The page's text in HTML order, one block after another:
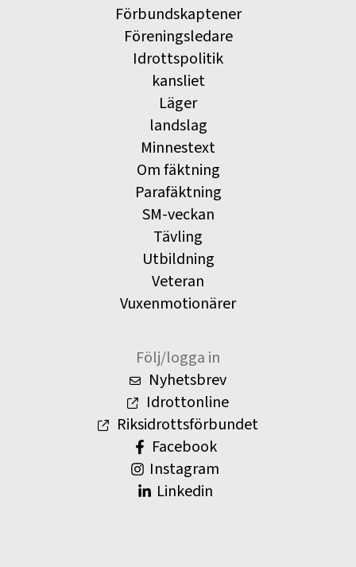
Förbundskaptener
Föreningsledare
Idrottspolitik
kansliet
Läger
landslag
Minnestext
Om fäktning
Parafäktning
SM-veckan
Tävling
Utbildning
Veteran
Vuxenmotionärer
Följ/logga in
Nyhetsbrev
Idrottonline
Riksidrottsförbundet
Facebook
Instagram
Linkedin